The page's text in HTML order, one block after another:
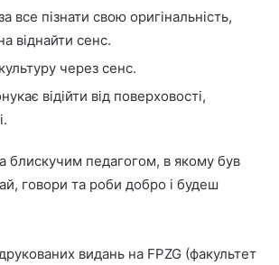
все пізнати свою оригінальність,
віднайти сенс.
через сенс.
відійти від поверховості,
блискучим педагогом, в якому був
говори та роби добро і будеш
видань на FPZG (факультет